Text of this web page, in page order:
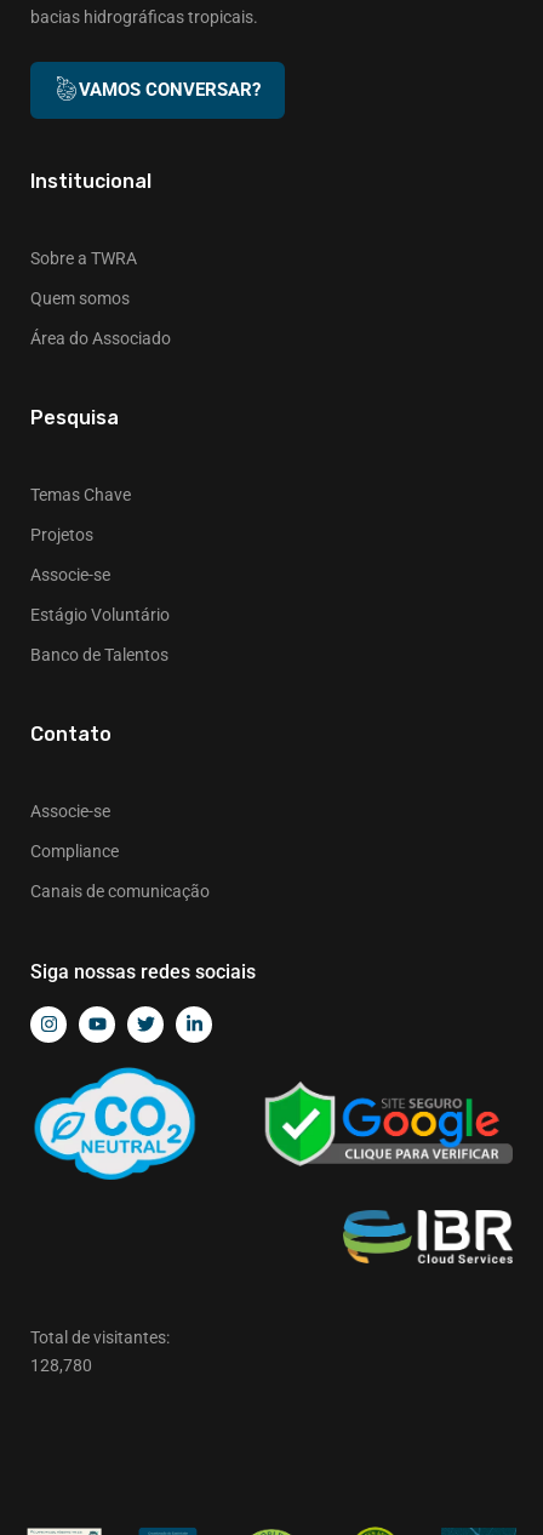
bacias hidrográficas tropicais.
VAMOS CONVERSAR?
Institucional
Sobre a TWRA
Quem somos
Área do Associado
Pesquisa
Temas Chave
Projetos
Associe-se
Estágio Voluntário
Banco de Talentos
Contato
Associe-se
Compliance
Canais de comunicação
Siga nossas redes sociais
Total de visitantes:
128,780